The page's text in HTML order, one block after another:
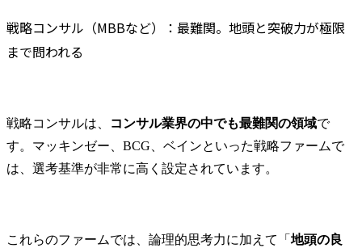
戦略コンサル（MBBなど）：最難関。地頭と突破力が極限
まで問われる
戦略コンサルは、 コンサル業界の中でも最難関の領域で
す。マッキンゼー、BCG、ベインといった戦略ファームで
は、選考基準が非常に高く設定されています。
これらのファームでは、論理的思考力に加えて「 地頭の良